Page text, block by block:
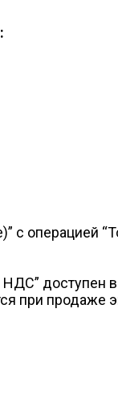
с операцией
НДС” доступен
при продаже